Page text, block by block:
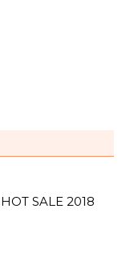
SALE 2018